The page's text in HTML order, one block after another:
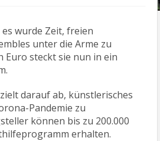
wurde Zeit, freien
unter die Arme zu
Euro steckt sie nun in ein
darauf ab, künstlerisches
Pandemie zu
können bis zu 200.000
erhalten.